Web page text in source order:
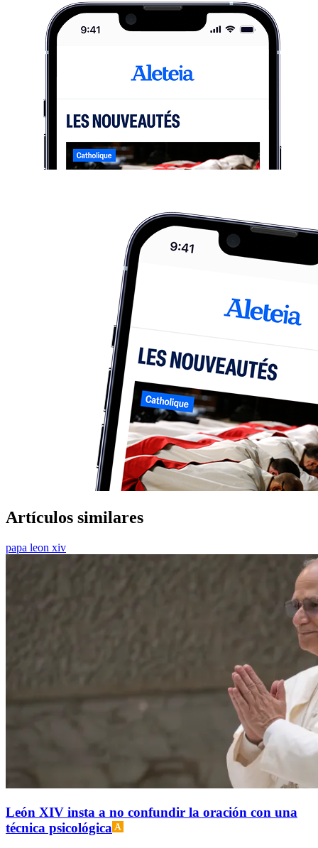
Artículos similares
papa leon xiv
León XIV insta a no confundir la oración con una
técnica psicológica